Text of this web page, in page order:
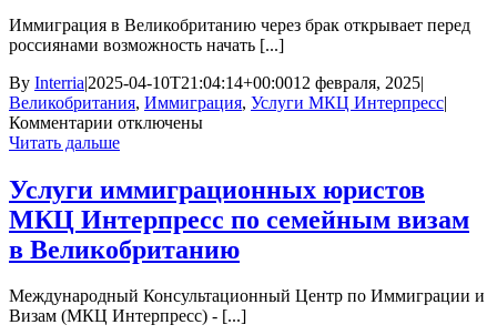
отказа
в
Иммиграция в Великобританию через брак открывает перед
россиянами возможность начать [...]
By Interria|2025-04-10T21:04:14+00:0012 февраля, 2025|
Великобритания, Иммиграция, Услуги МКЦ Интерпресс|
Комментарии к
записи
Великобританию
через
брак:
семейные
ВНЖ
и
отключены
Читать дальше
Услуги иммиграционных юристов
МКЦ Интерпресс по семейным визам
в Великобританию
Международный Консультационный Центр по Иммиграции и
Визам (МКЦ Интерпресс) - [...]